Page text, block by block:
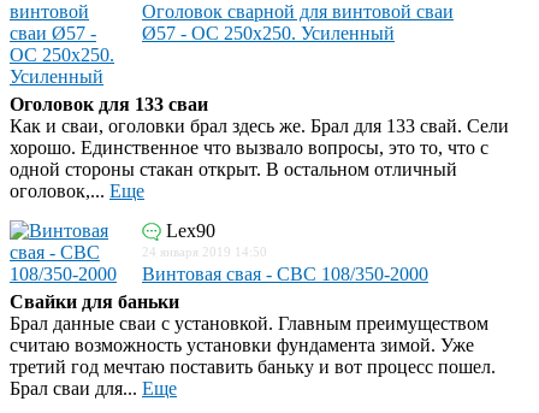
Оголовок сварной для винтовой сваи
Ø57 - ОС 250x250. Усиленный
Оголовок для 133 сваи
Как и сваи, оголовки брал здесь же. Брал для 133 свай. Сели
хорошо. Единственное что вызвало вопросы, это то, что с
одной стороны стакан открыт. В остальном отличный
оголовок,... Еще
Lex90
24 января 2019 14:50
Винтовая свая - СВС 108/350-2000
Свайки для баньки
Брал данные сваи с установкой. Главным преимуществом
считаю возможность установки фундамента зимой. Уже
третий год мечтаю поставить баньку и вот процесс пошел.
Брал сваи для... Еще